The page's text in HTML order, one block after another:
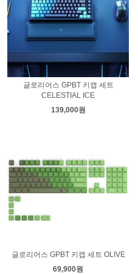
글로리어스 GPBT 키캡 세트
CELESTIAL ICE
139,000원
글로리어스 GPBT 키캡 세트 OLIVE
69,900원